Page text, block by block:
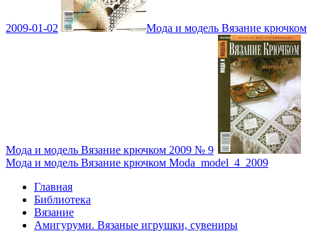
2009-01-02 Мода и модель Вязание крючком
Мода и модель Вязание крючком 2009 № 9
Мода и модель Вязание крючком Moda_model_4_2009
Главная
Библиотека
Вязание
Амигуруми. Вязаные игрушки, сувениры